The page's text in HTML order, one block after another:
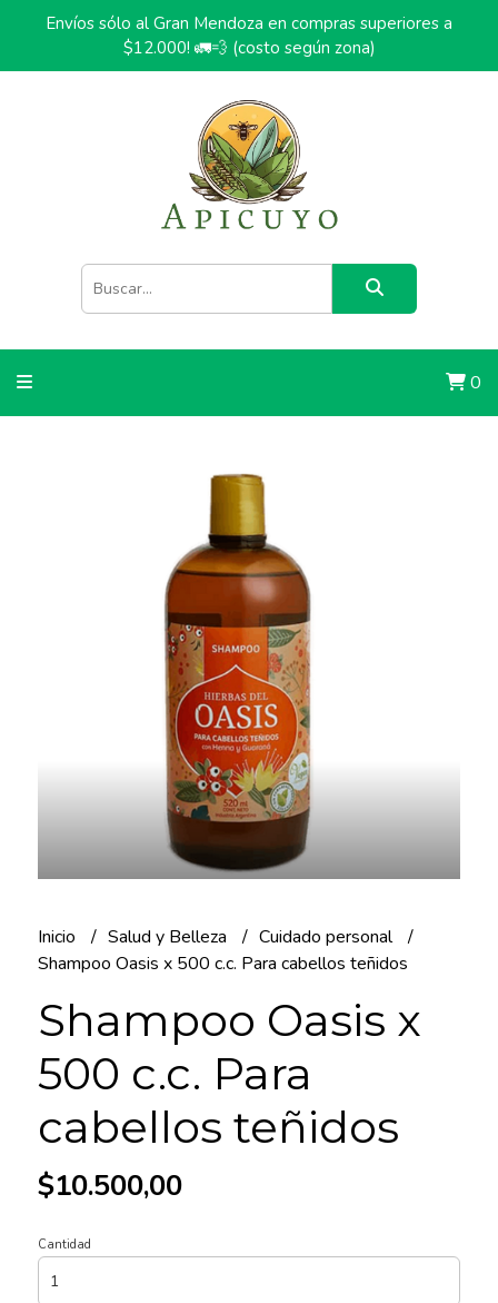
Envíos sólo al Gran Mendoza en compras superiores a
$12.000! 🚛💨 (costo según zona)
0
Inicio Salud y Belleza
Cuidado personal
Shampoo Oasis x 500 c.c. Para cabellos teñidos
Shampoo Oasis x
500 c.c. Para
cabellos teñidos
$10.500,00
Cantidad